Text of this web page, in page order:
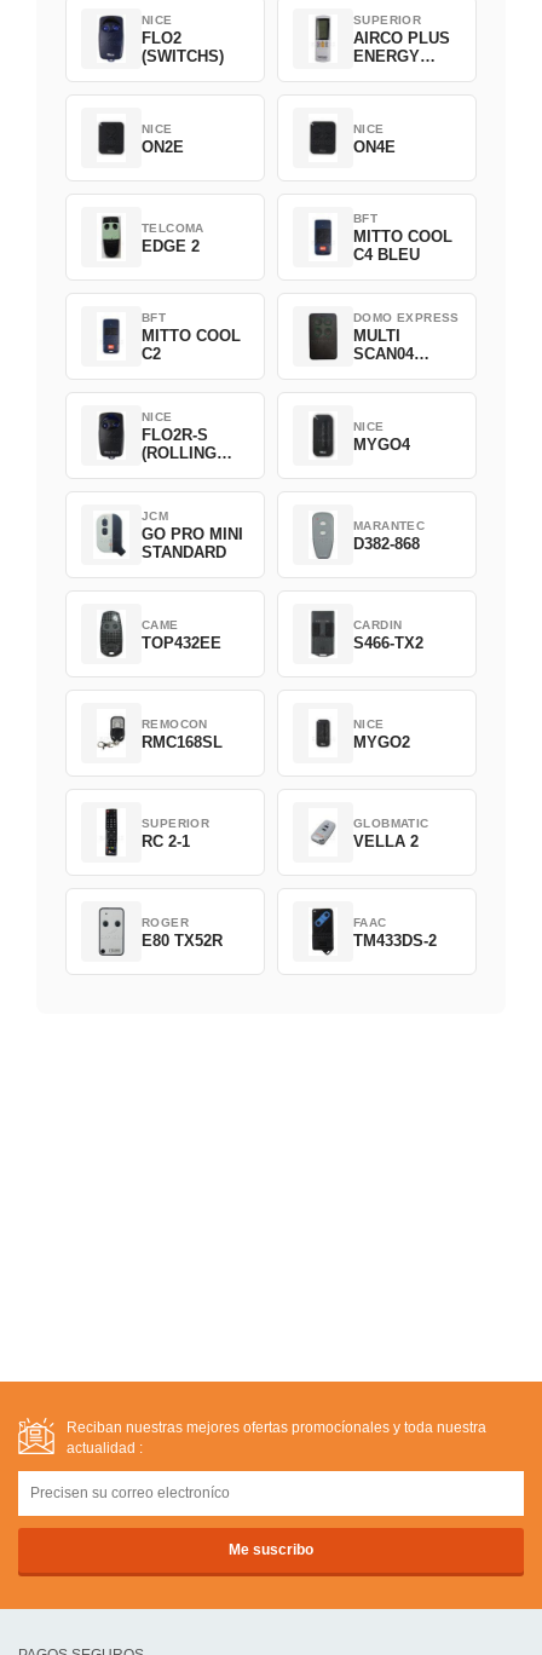
NICE
FLO2
(SWITCHS)
SUPERIOR
AIRCO PLUS
ENERGY
NICE
ON2E
NICE
ON4E
TELCOMA
EDGE 2
BFT
MITTO COOL
C4 BLEU
BFT
MITTO COOL
C2
DOMO EXPRESS
MULTI
SCAN04
NICE
FLO2R-S
(ROLLING
NICE
MYGO4
JCM
GO PRO MINI
STANDARD
MARANTEC
D382-868
CAME
TOP432EE
CARDIN
S466-TX2
REMOCON
RMC168SL
NICE
MYGO2
SUPERIOR
RC 2-1
GLOBMATIC
VELLA 2
ROGER
E80 TX52R
FAAC
TM433DS-2
Reciban nuestras mejores ofertas promocíonales y toda nuestra
actualidad :